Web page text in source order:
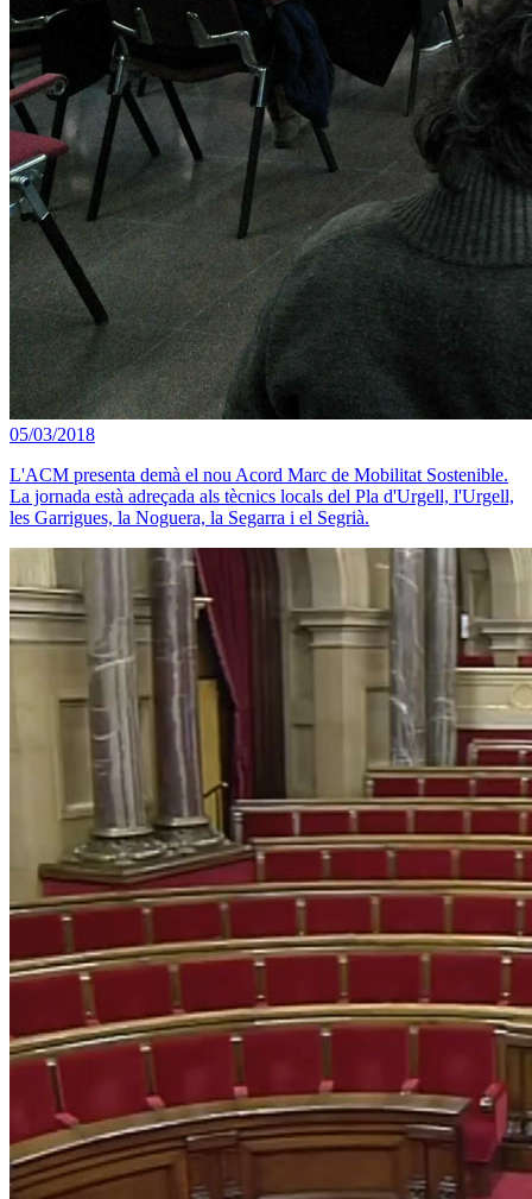
05/03/2018
L'ACM presenta demà el nou Acord Marc de Mobilitat Sostenible.
La jornada està adreçada als tècnics locals del Pla d'Urgell, l'Urgell,
les Garrigues, la Noguera, la Segarra i el Segrià.